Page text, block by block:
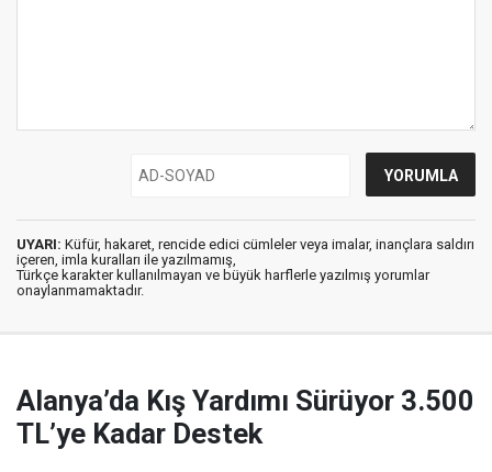
UYARI: Küfür, hakaret, rencide edici cümleler veya imalar, inançlara saldırı
içeren, imla kuralları ile yazılmamış,
Türkçe karakter kullanılmayan ve büyük harflerle yazılmış yorumlar
onaylanmamaktadır.
Alanya’da Kış Yardımı Sürüyor 3.500
TL’ye Kadar Destek